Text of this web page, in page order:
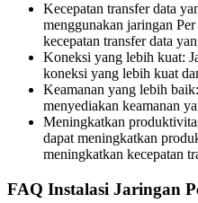
Kecepatan transfer data
menggunakan jaringan
kecepatan transfer data
Koneksi yang lebih kuat:
koneksi yang lebih kuat
Keamanan yang lebih
menyediakan keamanan
Meningkatkan
dapat meningkatkan
meningkatkan kecepatan
FAQ Instalasi Jaringan